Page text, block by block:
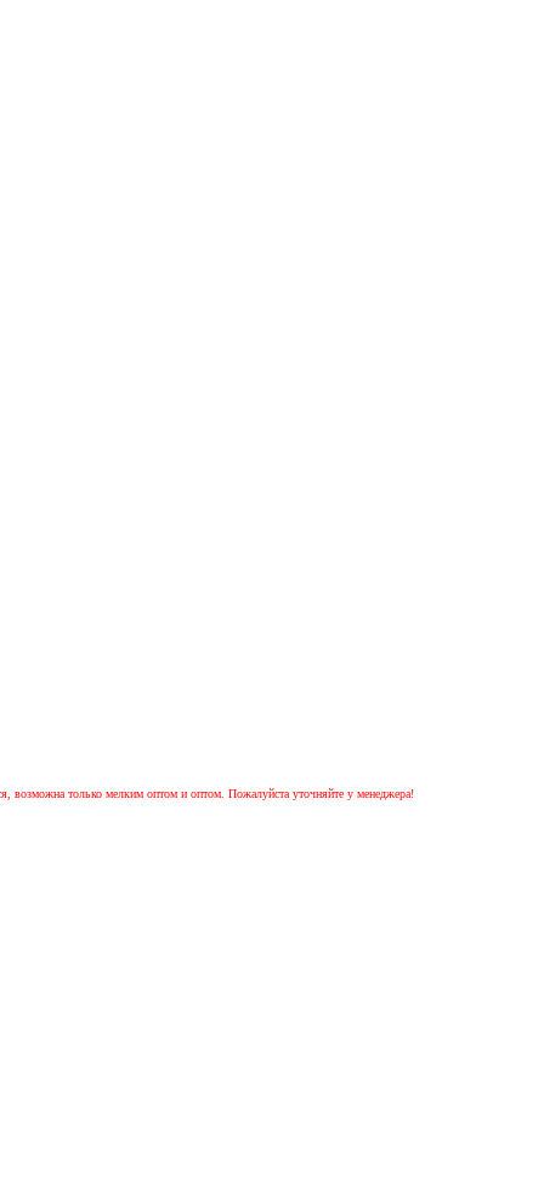
возможна только мелким оптом и оптом. Пожалуйста уточняйте у менеджера!